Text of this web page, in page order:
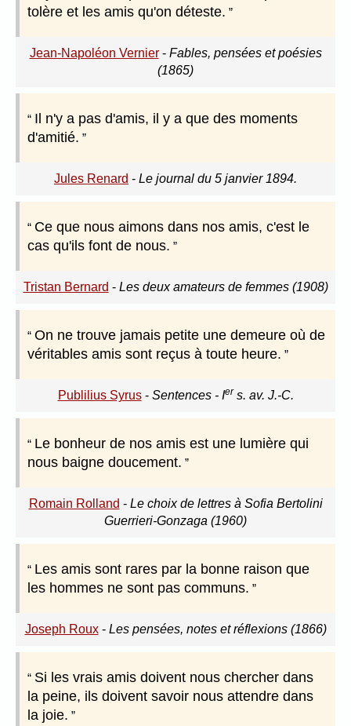
tolère et les amis qu'on déteste.
Jean-Napoléon Vernier- Fables, pensées et poésies
(1865)
Il n'y a pas d'amis, il y a que des moments
d'amitié.
Jules Renard - Le journal du 5 janvier 1894.
Ce que nous aimons dans nos amis, c'est le
cas qu'ils font de nous.
Tristan Bernard - Les deux amateurs de femmes (1908)
On ne trouve jamais petite une demeure où de
véritables amis sont reçus à toute heure.
Publilius Syrus- Sentences - Ier s. av. J.-C.
Le bonheur de nos amis est une lumière qui
nous baigne doucement.
Romain Rolland - Le choix de lettres à Sofia Bertolini
Guerrieri-Gonzaga (1960)
Les amis sont rares par la bonne raison que
les hommes ne sont pas communs.
Joseph Roux- Les pensées, notes et réflexions (1866)
Si les vrais amis doivent nous chercher dans
la peine, ils doivent savoir nous attendre dans
la joie.